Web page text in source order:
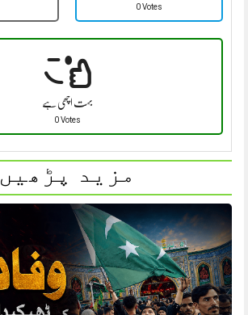
0 Votes
بہت اچھی ہے
0 Votes
مزید پڑھیں